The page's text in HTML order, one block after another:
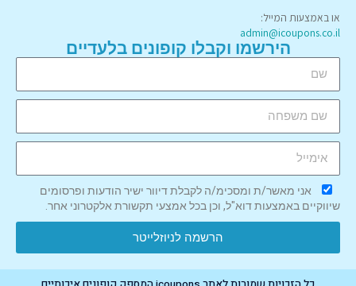
או באמצעות המייל:
admin@icoupons.co.il
הירשמו וקבלו קופונים בלעדיים
אני מאשר/ת ומסכימ/ה לקבלת דיוור ישיר הודעות ופרסומים
שיווקיים באמצעות דוא"ל, וכן בכל אמצעי תקשורת אלקטרוני אחר.
הרשמה לניוזלייטר